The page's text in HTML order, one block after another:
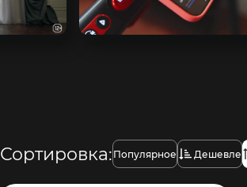
Сортировка: Популярное Дешевле